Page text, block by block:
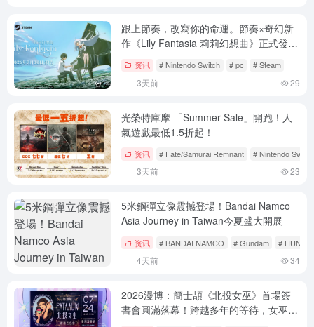
跟上節奏，改寫你的命運。節奏×奇幻新
作《Lily Fantasia 莉莉幻想曲》正式發
资讯 # Nintendo Switch # pc # Steam
3天前 29
光榮特庫摩 「Summer Sale」開跑！人
氣遊戲最低1.5折起！
资讯 # Fate/Samurai Remnant # Nintendo Switch
3天前 23
5米鋼彈立像震撼登場！Bandai Namco
Asia Journey in Taiwan今夏盛大開展
资讯 # BANDAI NAMCO # Gundam #
4天前 34
2026漫博：簡士頡《北投女巫》首場簽
書會圓滿落幕！跨越多年的等待，女巫與